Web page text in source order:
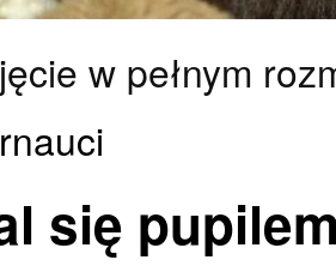
w pełnym
się